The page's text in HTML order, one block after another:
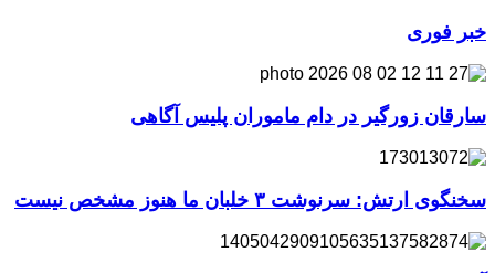
خبر فوری
سارقان زورگیر در دام ماموران پلیس آگاهی
سخنگوی ارتش: سرنوشت ۳ خلبان ما هنوز مشخص نیست